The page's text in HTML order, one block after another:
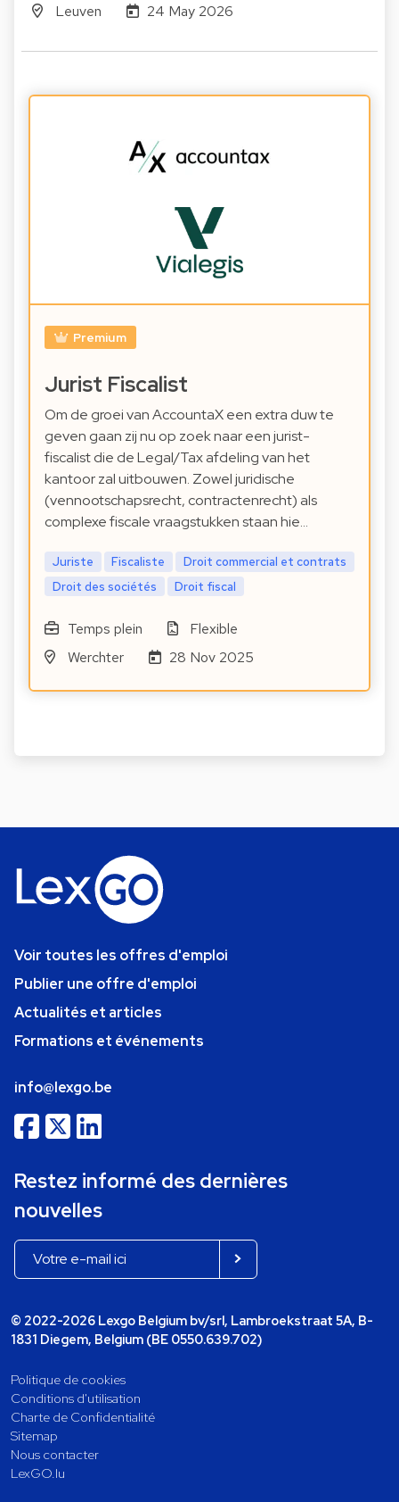
Leuven
24 May 2026
Premium
Jurist Fiscalist
Om de groei van AccountaX een extra duw te
geven gaan zij nu op zoek naar een jurist-
fiscalist die de Legal/Tax afdeling van het
kantoor zal uitbouwen. Zowel juridische
(vennootschapsrecht, contractenrecht) als
complexe fiscale vraagstukken staan hie…
Juriste Fiscaliste
Droit commercial et contrats
Droit des sociétés
Droit fiscal
Temps plein
Flexible
Werchter
28 Nov 2025
Voir toutes les offres d'emploi
Publier une offre d'emploi
Actualités et articles
Formations et événements
info@lexgo.be
Restez informé des dernières
nouvelles
© 2022-2026 Lexgo Belgium bv/srl, Lambroekstraat 5A, B-
1831 Diegem, Belgium (BE 0550.639.702)
Politique de cookies
Conditions d'utilisation
Charte de Confidentialité
Sitemap
Nous contacter
LexGO.lu